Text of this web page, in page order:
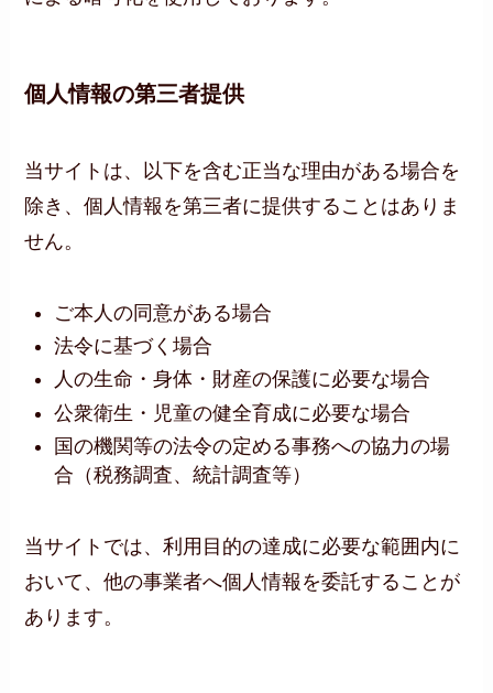
個人情報の第三者提供
当サイトは、以下を含む正当な理由がある場合を
除き、個人情報を第三者に提供することはありま
せん。
ご本人の同意がある場合
法令に基づく場合
人の生命・身体・財産の保護に必要な場合
公衆衛生・児童の健全育成に必要な場合
国の機関等の法令の定める事務への協力の場
合（税務調査、統計調査等）
当サイトでは、利用目的の達成に必要な範囲内に
おいて、他の事業者へ個人情報を委託することが
あります。